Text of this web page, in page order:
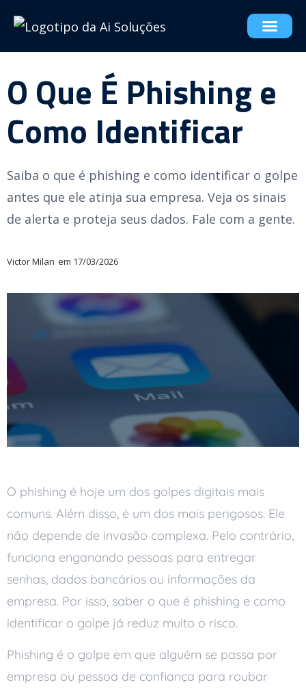
O Que É Phishing e
Como Identificar
Saiba o que é phishing e como identificar o golpe
antes que ele atinja sua empresa. Veja os sinais
de alerta e proteja seus dados. Fale com a gente.
Victor Milan em 17/03/2026
O phishing é hoje um dos golpes digitais mais
comuns. Além disso, é um dos mais perigosos. Ele
não depende de invasão complexa. Pelo contrário,
funciona enganando pessoas para entregar
senhas, dados bancários ou informações da
empresa. Por isso, saber o que é phishing e como
identificar o golpe já reduz muito o risco.
Phishing é o golpe em que alguém se passa por
empresa ou pessoa de confiança para roubar